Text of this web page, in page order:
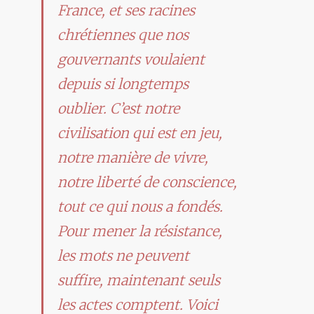
France, et ses racines
chrétiennes que nos
gouvernants voulaient
depuis si longtemps
oublier. C’est notre
civilisation qui est en jeu,
notre manière de vivre,
notre liberté de conscience,
tout ce qui nous a fondés.
Pour mener la résistance,
les mots ne peuvent
suffire, maintenant seuls
les actes comptent. Voici